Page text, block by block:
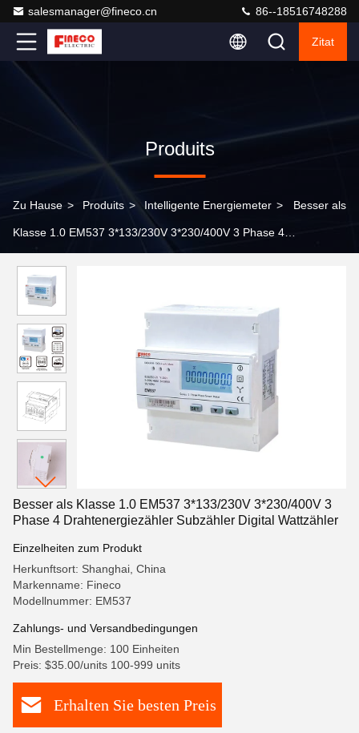
salesmanager@fineco.cn 86--18516748288
Zitat
Produits
Zu Hause > Produits > Intelligente Energiemeter > Besser als
Klasse 1.0 EM537 3*133/230V 3*230/400V 3 Phase 4
Besser als Klasse 1.0 EM537 3*133/230V 3*230/400V 3
Phase 4 Drahtenergiezähler Subzähler Digital Wattzähler
Einzelheiten zum Produkt
Herkunftsort: Shanghai, China
Markenname: Fineco
Modellnummer: EM537
Zahlungs- und Versandbedingungen
Min Bestellmenge: 100 Einheiten
Preis: $35.00/units 100-999 units
Erhalten Sie besten Preis